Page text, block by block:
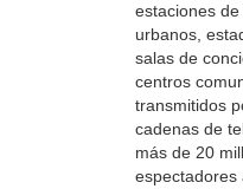
estaciones
urbanos,
salas de
centros
transmitidos
cadenas de
más de 20
espectadores